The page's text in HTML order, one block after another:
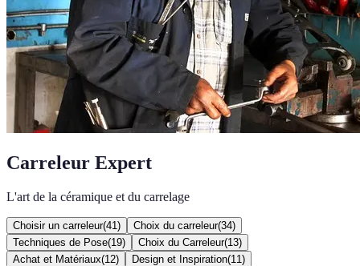
Carreleur Expert
L'art de la céramique et du carrelage
Choisir un carreleur(41 ) Choix du carreleur(34)
Techniques de Pose(19) Choix du Carreleur(13)
Achat et Matériaux(12) Design et Inspiration(11 )